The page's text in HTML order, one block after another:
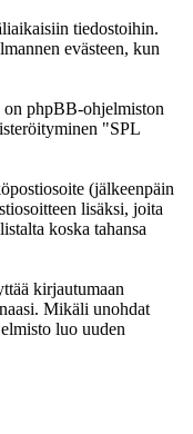
tiedostoihin.
evästeen, kun
on phpBB-ohjelmiston
"SPL
(jälkeenpäin
lisäksi, joita
koska tahansa
kirjautumaan
Mikäli unohdat
luo uuden